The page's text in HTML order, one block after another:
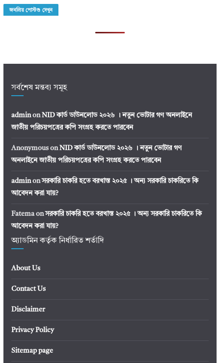
জনপ্রিয় পোস্টগু দেখুন
সর্বশেষ মন্তব্য সমূহ
adminonNID কার্ড ডাউনলোড ২০২৬ । নতুন ভোটার গণ অনলাইনে
জাতীয় পরিচয়পত্রের কপি সংগ্রহ করতে পারবেন
AnonymousonNID কার্ড ডাউনলোড ২০২৬ । নতুন ভোটার গণ
অনলাইনে জাতীয় পরিচয়পত্রের কপি সংগ্রহ করতে পারবেন
adminonসরকারি চাকরি হতে বরখাস্ত ২০২৫ । অন্য সরকারি চাকরিতে কি
আবেদন করা যায়?
Fatemaonসরকারি চাকরি হতে বরখাস্ত ২০২৫ । অন্য সরকারি চাকরিতে কি
আবেদন করা যায়?
অ্যাডমিন কর্তৃক নির্ধারিত শর্তাদি
About Us
Contact Us
Disclaimer
Privacy Policy
Sitemap page